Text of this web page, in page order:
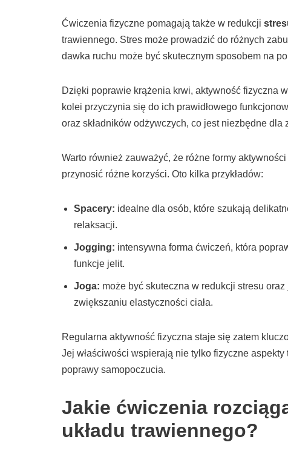
Ćwiczenia fizyczne pomagają także w redukcji
trawiennego. Stres może prowadzić do różnych
dawka ruchu może być skutecznym sposobem na
Dzięki poprawie krążenia krwi, aktywność fizyczna
kolei przyczynia się do ich prawidłowego
oraz składników odżywczych, co jest niezbędne dla
Warto również zauważyć, że różne formy
przynosić różne korzyści. Oto kilka przykładów:
Spacery: idealne dla osób, które szukają
relaksacji.
Jogging: intensywna forma ćwiczeń, która
funkcje jelit.
Joga: może być skuteczna w redukcji stresu
zwiększaniu elastyczności ciała.
Regularna aktywność fizyczna staje się zatem
Jej właściwości wspierają nie tylko fizyczne
poprawy samopoczucia.
Jakie ćwiczenia
układu trawiennego?